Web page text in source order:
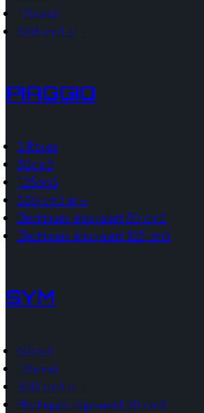
125cm3
300 cm3 et +
PIAGGIO
3 Roues
50cm3
125cm3
300 cm3 et +
Electriques équivalent 50 cm3
Electriques équivalent 125 cm3
SYM
50cm3
125cm3
300 cm3 et +
Electriques équivalent 50 cm3